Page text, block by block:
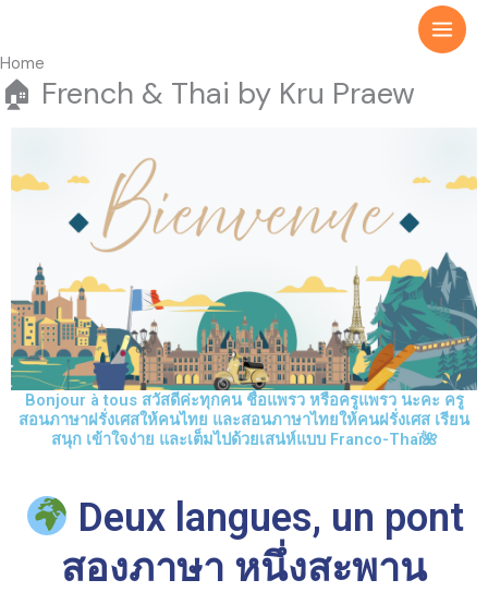
content
Main
Home
🏠 French & Thai by Kru Praew
Bonjour à tous สวัสดีค่ะทุกคน ชื่อแพรว หรือครูแพรว นะคะ ครู
สอนภาษาฝรั่งเศสให้คนไทย และสอนภาษาไทยให้คนฝรั่งเศส เรียน
สนุก เข้าใจง่าย และเต็มไปด้วยเสน่ห์แบบ Franco-Thaï🌺
Deux langues, un pont
สองภาษา หนึ่งสะพาน